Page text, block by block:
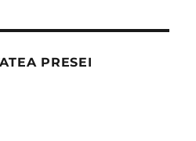
PRESEI